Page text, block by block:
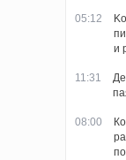
05:12
и
11:31
08:00